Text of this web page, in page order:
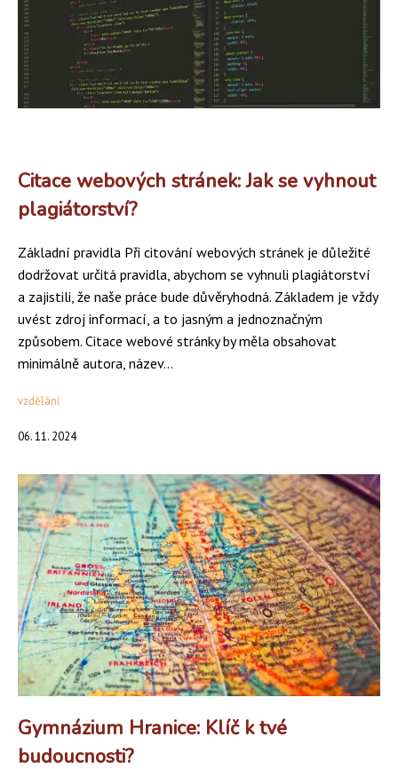
Citace webových stránek: Jak se vyhnout
plagiátorství?
Základní pravidla Při citování webových stránek je důležité
dodržovat určitá pravidla, abychom se vyhnuli plagiátorství
a zajistili, že naše práce bude důvěryhodná. Základem je vždy
uvést zdroj informací, a to jasným a jednoznačným
způsobem. Citace webové stránky by měla obsahovat
minimálně autora, název...
vzdělání
06. 11. 2024
Gymnázium Hranice: Klíč k tvé
budoucnosti?